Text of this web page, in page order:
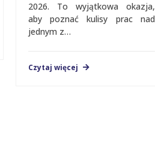
2026. To wyjątkowa okazja,
aby poznać kulisy prac nad
jednym z…
Czytaj więcej